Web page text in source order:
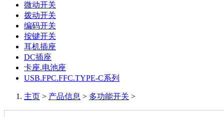
微动开关
拨动开关
编码开关
按键开关
耳机插座
DC插座
卡座.电池座
USB.FPC.FFC.TYPE-C系列
主页 > 产品信息 > 多功能开关 >